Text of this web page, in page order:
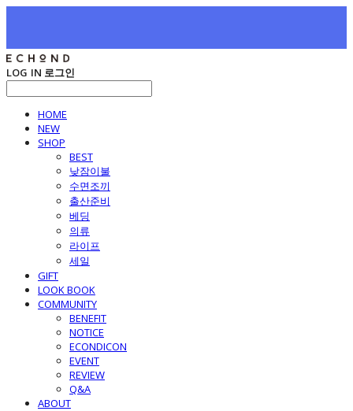
LOG IN 로그인
HOME
NEW
SHOP
BEST
낮잠이불
수면조끼
출산준비
베딩
의류
라이프
세일
GIFT
LOOK BOOK
COMMUNITY
BENEFIT
NOTICE
ECONDICON
EVENT
REVIEW
Q&A
ABOUT